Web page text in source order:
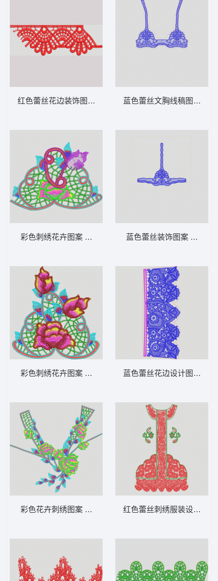
红色蕾丝花边装饰图案 水溶条码
彩色刺绣花卉图案 多色水溶朵花
彩色刺绣花卉图案 多色水溶朵花
彩色花卉刺绣图案 多色水溶领
蓝色蕾丝文胸线稿图 水溶
蓝色蕾丝装饰图案 水溶馬
蓝色蕾丝花边设计图 水溶
红色蕾丝刺绣服装设计图